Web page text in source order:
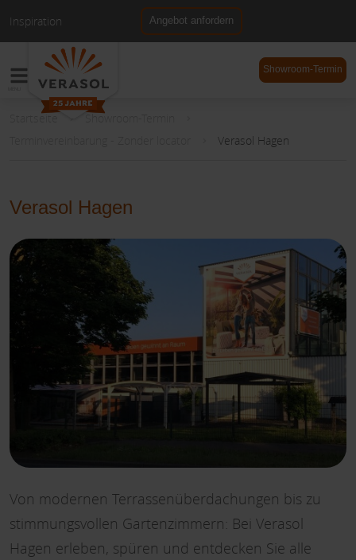
Inspiration Angebot anfordern
DE
Showroom-Termin
Startseite
Showroom-Termin
Verasol Hagen
Verasol Hagen
Von modernen Terrassenüberdachungen bis zu
stimmungsvollen Gartenzimmern: Bei Verasol
Hagen erleben, spüren und entdecken Sie alle